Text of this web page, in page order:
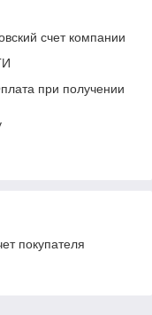
счет компании
при получении
покупателя